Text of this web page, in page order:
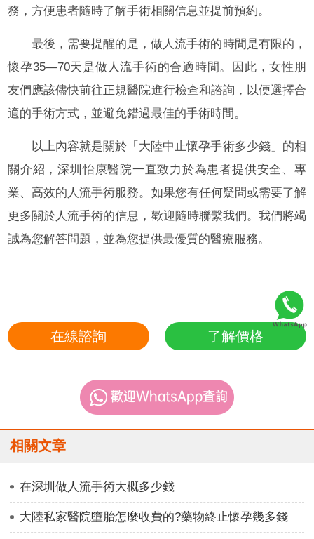
務，方便患者隨時了解手術相關信息並提前預約。
最後，需要提醒的是，做人流手術的時間是有限的，
懷孕35—70天是做人流手術的合適時間。因此，女性朋
友們應該儘快前往正規醫院進行檢查和諮詢，以便選擇合
適的手術方式，並避免錯過最佳的手術時間。
以上內容就是關於「大陸中止懷孕手術多少錢」的相
關介紹，深圳怡康醫院一直致力於為患者提供安全、專
業、高效的人流手術服務。如果您有任何疑問或需要了解
更多關於人流手術的信息，歡迎隨時聯繫我們。我們將竭
誠為您解答問題，並為您提供最優質的醫療服務。
在線諮詢 了解價格
相關文章
在深圳做人流手術大概多少錢
大陸私家醫院墮胎怎麼收費的?藥物終止懷孕幾多錢